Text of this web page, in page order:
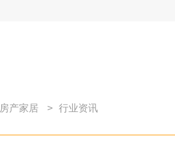
房产家居 > 行业资讯